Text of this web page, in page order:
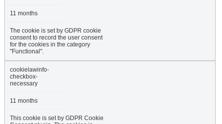
11 months
The cookie is set by GDPR cookie
consent to record the user consent
for the cookies in the category
"Functional".
cookielawinfo-
checkbox-
necessary
11 months
This cookie is set by GDPR Cookie